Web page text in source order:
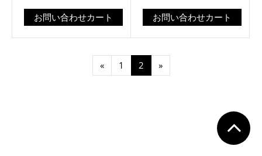
お問い合わせカート お問い合わせカート
« 1 2 »